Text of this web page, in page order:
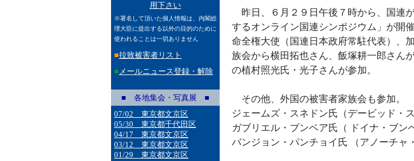
用下さい
※署名して頂いた個人情報は、内閣総
理大臣に提出する以外の目的のために
使われることは一切ありません
■拉致被害者リスト
■ メールニュース登録・解除
■ 各地集会・写真展 ■
07/02 東京都文京区
05/30 東京都千代田区
04/17 東京都文京区
03/12 東京都文京区
01/29 東京都文京区
昨日、６月２９日午後７時から、国連
するオンライン国連シンポジウム」が開
命全権大使（国連日本政府常駐代表）、
族会から横田拓也さん、飯塚耕一郎さん
の植村照光氏・光子さんが参加。
その他、外国の被害者家族会も参加。
ジェームズ・スネドン氏（デービッド・
ガブリエル・ブンベア氏（ ドイナ・ブン
バンジョン・パンチョイ氏 （アノーチャ